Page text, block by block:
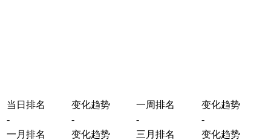
当日排名 变化趋势 一周排名
变化趋势
-
- -
-
一月排名
变化趋势 三月排名
变化趋势